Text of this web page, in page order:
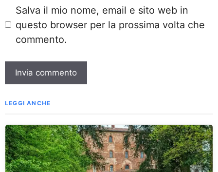
Salva il mio nome, email e sito web in
questo browser per la prossima volta che
commento.
LEGGI ANCHE